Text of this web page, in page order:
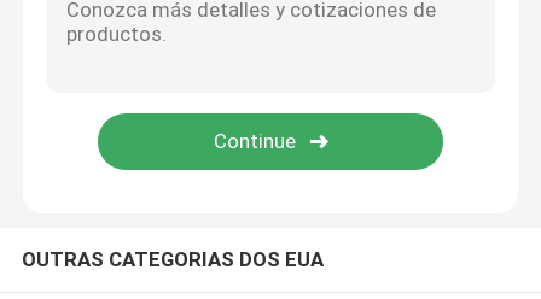
Serviços de moldagem por injeção
OUTRAS CATEGORIAS DOS EUA